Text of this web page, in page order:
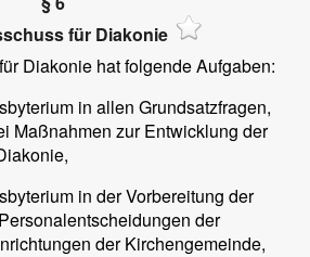
für Diakonie
Diakonie hat folgende Aufgaben:
in allen Grundsatzfragen,
Maßnahmen zur Entwicklung der
in der Vorbereitung der
der
der Kirchengemeinde,